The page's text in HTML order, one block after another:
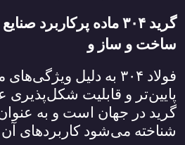
گرید ۳۰۴ ماده پرکاربرد
ساخت و ساز و
فولاد ۳۰۴ به دلیل ویژگی‌های
پایین‌تر و قابلیت
گرید در جهان است و به
شناخته می‌شود کاربردهای